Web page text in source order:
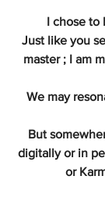
I chose to
Just like you
master ; I am
We may
But
digitally or in
or